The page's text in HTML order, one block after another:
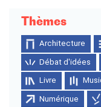
Thèmes
Architecture
Débat d'idées
Livre
Numérique